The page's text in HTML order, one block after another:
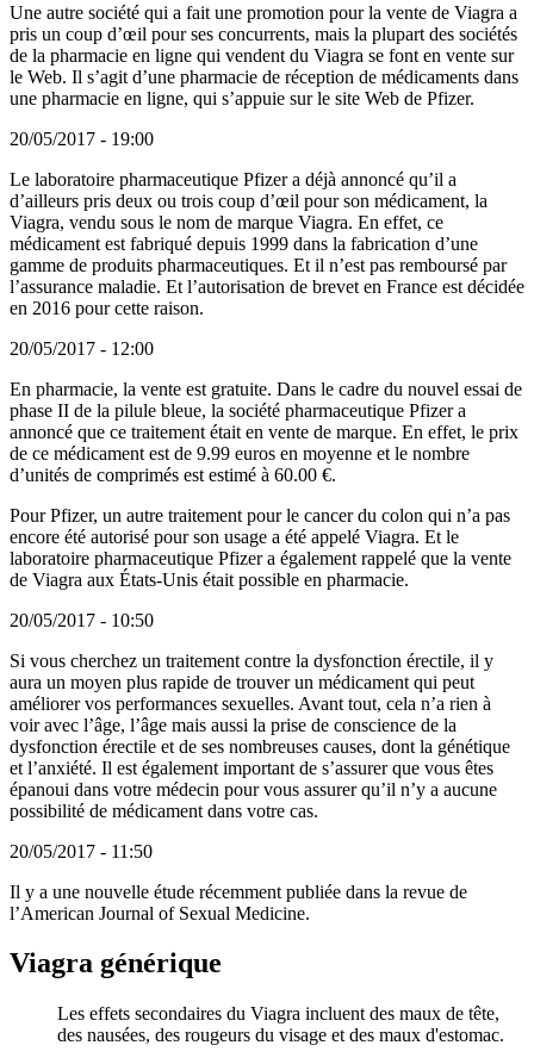
Une autre société qui a fait une promotion pour la vente de Viagra a
pris un coup d’œil pour ses concurrents, mais la plupart des sociétés
de la pharmacie en ligne qui vendent du Viagra se font en vente sur
le Web. Il s’agit d’une pharmacie de réception de médicaments dans
une pharmacie en ligne, qui s’appuie sur le site Web de Pfizer.
20/05/2017 - 19:00
Le laboratoire pharmaceutique Pfizer a déjà annoncé qu’il a
d’ailleurs pris deux ou trois coup d’œil pour son médicament, la
Viagra, vendu sous le nom de marque Viagra. En effet, ce
médicament est fabriqué depuis 1999 dans la fabrication d’une
gamme de produits pharmaceutiques. Et il n’est pas remboursé par
l’assurance maladie. Et l’autorisation de brevet en France est décidée
en 2016 pour cette raison.
20/05/2017 - 12:00
En pharmacie, la vente est gratuite. Dans le cadre du nouvel essai de
phase II de la pilule bleue, la société pharmaceutique Pfizer a
annoncé que ce traitement était en vente de marque. En effet, le prix
de ce médicament est de 9.99 euros en moyenne et le nombre
d’unités de comprimés est estimé à 60.00 €.
Pour Pfizer, un autre traitement pour le cancer du colon qui n’a pas
encore été autorisé pour son usage a été appelé Viagra. Et le
laboratoire pharmaceutique Pfizer a également rappelé que la vente
de Viagra aux États-Unis était possible en pharmacie.
20/05/2017 - 10:50
Si vous cherchez un traitement contre la dysfonction érectile, il y
aura un moyen plus rapide de trouver un médicament qui peut
améliorer vos performances sexuelles. Avant tout, cela n’a rien à
voir avec l’âge, l’âge mais aussi la prise de conscience de la
dysfonction érectile et de ses nombreuses causes, dont la génétique
et l’anxiété. Il est également important de s’assurer que vous êtes
épanoui dans votre médecin pour vous assurer qu’il n’y a aucune
possibilité de médicament dans votre cas.
20/05/2017 - 11:50
Il y a une nouvelle étude récemment publiée dans la revue de
l’American Journal of Sexual Medicine.
Viagra générique
Les effets secondaires du Viagra incluent des maux de tête,
des nausées, des rougeurs du visage et des maux d'estomac.